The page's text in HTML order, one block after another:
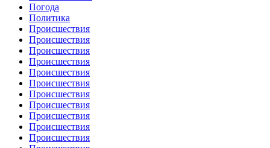
Погода
Политика
Происшествия
Происшествия
Происшествия
Происшествия
Происшествия
Происшествия
Происшествия
Происшествия
Происшествия
Происшествия
Происшествия